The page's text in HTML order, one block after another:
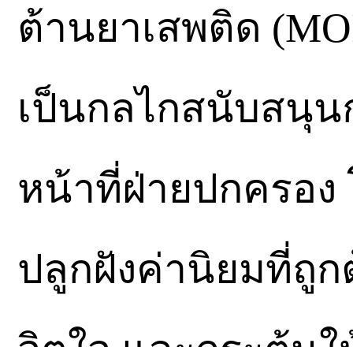
ต้านยาเสพติด
เป็นกลไกสนับสนุน
หน้าที่ฝ่ายปกครอ
ปลูกฝังค่านิยมที่ถู